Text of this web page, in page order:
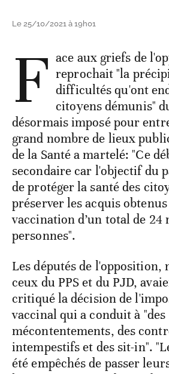
Le 25/10/2021 à 19h01
F ace aux griefs de
reprochait "la
difficultés qu'ont
citoyens démunis"
désormais imposé pour
grand nombre de lieux
de la Santé a martelé: "Ce
secondaire car l'objectif du
de protéger la santé des
préserver les acquis
vaccination d’un total de 24
personnes".
Les députés de l'opposition,
ceux du PPS et du PJD,
critiqué la décision de
vaccinal qui a conduit à "des
mécontentements, des
intempestifs et des sit-in".
été empêchés de passer